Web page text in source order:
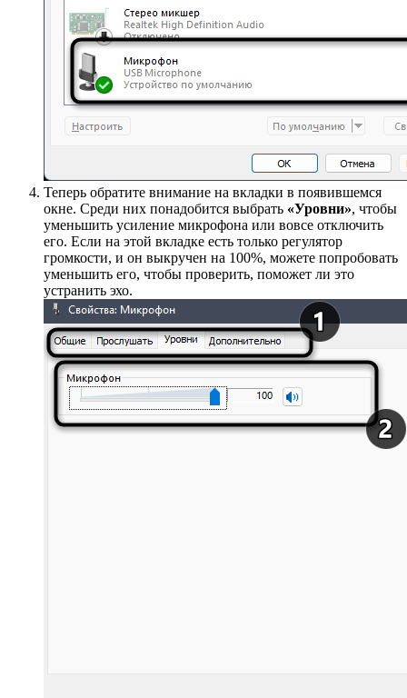
Теперь обратите внимание на вкладки в появившемся
окне. Среди них понадобится выбрать «Уровни», чтобы
уменьшить усиление микрофона или вовсе отключить
его. Если на этой вкладке есть только регулятор
громкости, и он выкручен на 100%, можете попробовать
уменьшить его, чтобы проверить, поможет ли это
устранить эхо.